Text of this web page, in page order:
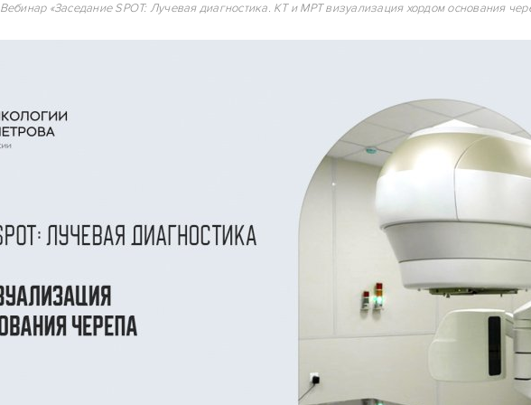
Вебинар «Заседание SPOT: Лучевая диагностика. КТ и МРТ визуализация хордом основания